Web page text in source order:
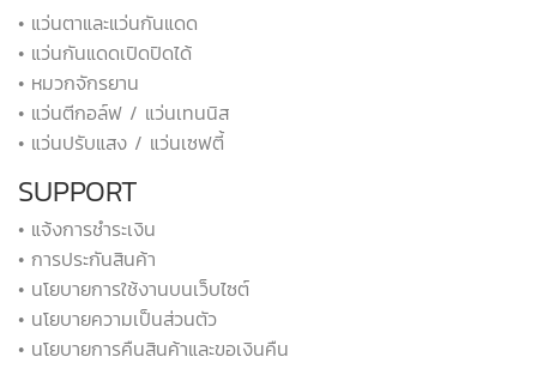
• แว่นตาและแว่นกันแดด
• แว่นกันแดดเปิดปิดได้
• หมวกจักรยาน
• แว่นตีกอล์ฟ / แว่นเทนนิส
• แว่นปรับแสง / แว่นเซฟตี้
SUPPORT
• แจ้งการชำระเงิน
• การประกันสินค้า
• นโยบายการใช้งานบนเว็บไซต์
• นโยบายความเป็นส่วนตัว
• นโยบายการคืนสินค้าและขอเงินคืน